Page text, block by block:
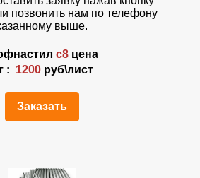
позвонить нам по телефону
выше.
с8 цена
: 1200руб\лист
Заказать